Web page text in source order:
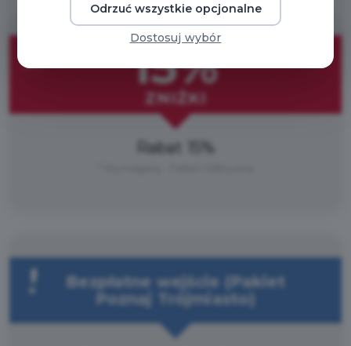
15%
ZNIŻKI
Rabat 15%
Bezpłatne wejście (Pakiet
Poznaj Trójmiasto)
Odrzuć wszystkie opcjonalne
Dostosuj wybór